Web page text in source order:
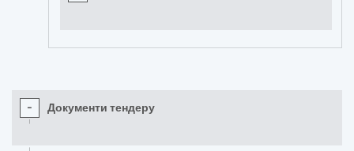
- Документи тендеру